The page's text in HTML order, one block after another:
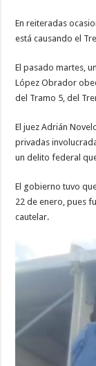
En reiteradas
está causando el
El pasado martes,
López Obrador
del Tramo 5, del
El juez Adrián
privadas
un delito federal
El gobierno tuvo
22 de enero, pues
cautelar.